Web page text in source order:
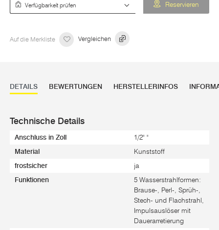
Reservieren
Auf die Merkliste Vergleichen
DETAILS BEWERTUNGEN HERSTELLERINFOS
Technische Details
Anschluss in Zoll 1/2" "
Material Kunststoff
frostsicher ja
Funktionen
5 Wasserstrahlformen:
Brause-, Perl-, Sprüh-,
Stech- und Flachstrahl,
Impulsauslöser mit
Dauerarretierung